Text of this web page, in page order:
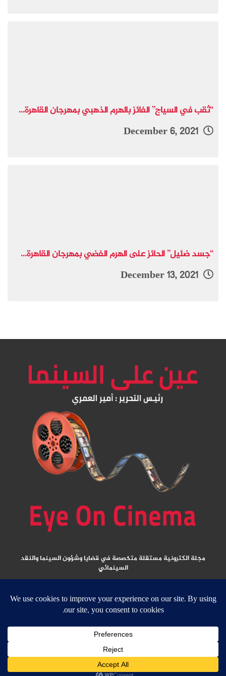
“ثقب في السياج” الفائز بالهرم الذهبي بمهرجان القاهرة...
“جسد ضئيل” الحائز على الهرم الفضي بمهرجان القاهرة...
مجلة الكترونية مستقلة متخصصة في قضايا وشؤون السينما والنقد
السينمائي
جميع الحقوق محفوظة ولا يسمح بإعادة نشر أي مادة من المواد المنشورة في هذا
الموقع إلا بعد الحصول على تصريح مكتوب من الناشر/ رئيس التحرير
email:
@*********